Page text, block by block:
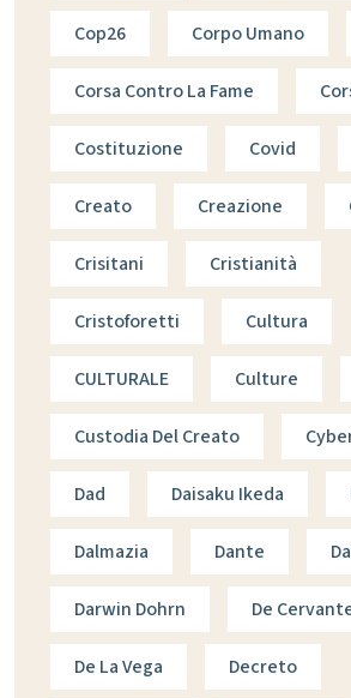
Cop26 Corpo Umano
Corsa Contro La Fame
Costituzione Covid
Creato Creazione
Crisitani Cristianità
Cristoforetti Cultura
CULTURALE Culture
Custodia Del Creato
Dad Daisaku Ikeda
Dalmazia Dante
Darwin Dohrn De
De La Vega Decreto